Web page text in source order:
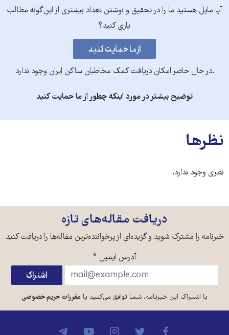
آیا مایل هستید ما را در تحقیق و نوشتن تعداد بیشتری از این‌گونه مطالب
یاری کنید؟
.در حال حاضر امکان دریافت کمک مخاطبان ساکن ایران وجود ندارد
توضیح بیشتر در مورد اینکه چطور از ما حمایت کنید
نظرها
نظری وجود ندارد.
دریافت مقاله‌های تازه
خبرنامه را مشترک شوید و گزیده‌ای از پرخواننده‌ترین مقاله‌ها را دریافت کنید
آدرس ایمیل *
با اشتراک این خبرنامه، شما توافق می‌کنید بامقررات حریم خصوصی